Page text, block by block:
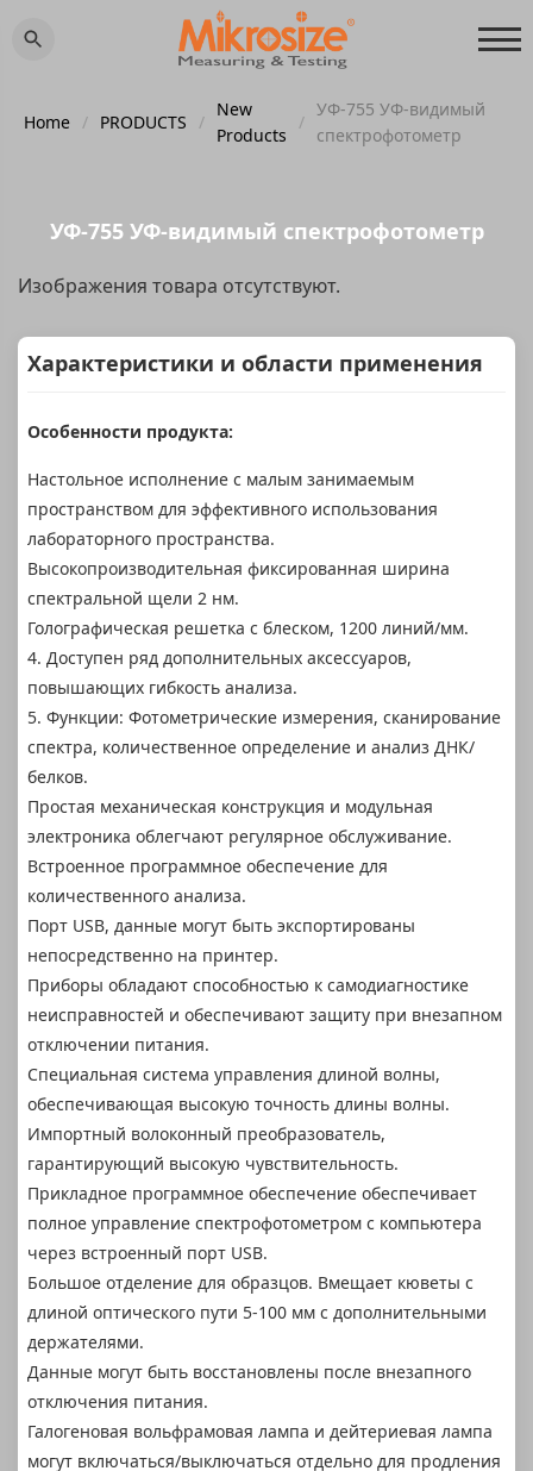
Home / PRODUCTS /
New
Products
/
УФ-755 УФ-видимый
спектрофотометр
УФ-755 УФ-видимый спектрофотометр
Изображения товара отсутствуют.
Характеристики и области применения
Особенности продукта:
Настольное исполнение с малым занимаемым
пространством для эффективного использования
лабораторного пространства.
Высокопроизводительная фиксированная ширина
спектральной щели 2 нм.
Голографическая решетка с блеском, 1200 линий/мм.
4. Доступен ряд дополнительных аксессуаров,
повышающих гибкость анализа.
5. Функции: Фотометрические измерения, сканирование
спектра, количественное определение и анализ ДНК/
белков.
Простая механическая конструкция и модульная
электроника облегчают регулярное обслуживание.
Встроенное программное обеспечение для
количественного анализа.
Порт USB, данные могут быть экспортированы
непосредственно на принтер.
Приборы обладают способностью к самодиагностике
неисправностей и обеспечивают защиту при внезапном
отключении питания.
Специальная система управления длиной волны,
обеспечивающая высокую точность длины волны.
Импортный волоконный преобразователь,
гарантирующий высокую чувствительность.
Прикладное программное обеспечение обеспечивает
полное управление спектрофотометром с компьютера
через встроенный порт USB.
Большое отделение для образцов. Вмещает кюветы с
длиной оптического пути 5-100 мм с дополнительными
держателями.
Данные могут быть восстановлены после внезапного
отключения питания.
Галогеновая вольфрамовая лампа и дейтериевая лампа
могут включаться/выключаться отдельно для продления